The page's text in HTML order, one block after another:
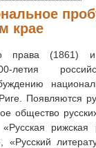
крае
права (1861)
летия
Появляются
общество
рижская